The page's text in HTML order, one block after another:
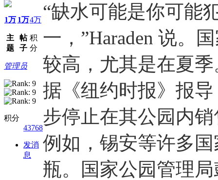
1万
主
题
1万
帖
子
4万
积
分
管理员
积分
43768
发消
息
“缺水可能是你可能
一，”Haraden 说。
较高，尤其是在夏
据《纽约时报》报
步停止在其公园内
例如，锡安等许多
瓶。国家公园管理